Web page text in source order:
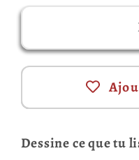
Dessine ce que tu